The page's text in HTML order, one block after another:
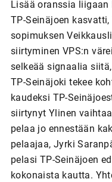
Lisää oranssia
TP-Seinäjoen
sopimuksen
siirtyminen VPS:n
selkeää signaalia
TP-Seinäjoki tekee
kaudeksi TP-
siirtynyt Ylinen
pelaa jo ennestään
pelaajaa, Jyrki
pelasi TP-Seinäjoen
kokonaista kautta.